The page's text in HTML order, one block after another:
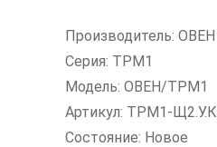
Производитель: ОВЕН
Серия: ТРМ1
Модель: ОВЕН/ТРМ1
Артикул: ТРМ1-Щ2.У.К
Состояние: Новое